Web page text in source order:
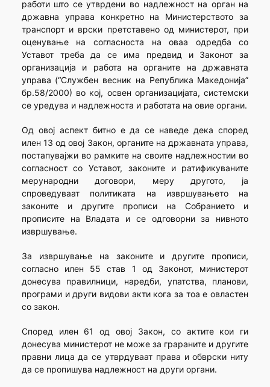
работи што се утврдени во надлежност на орган на
државна управа конкретно на Министерството за
транспорт и врски претставено од министерот, при
оценување на согласноста на оваа одредба со
Уставот треба да се има предвид и Законот за
организација и работа на органите на државната
управа (“Службен весник на Република Македонија”
бр.58/2000) во кој, освен организацијата, системски
се уредува и надлежноста и работата на овие органи.
Од овој аспект битно е да се наведе дека според
илен 13 од овој Закон, органите на државната управа,
постапувајжи во рамките на своите надлежностии во
согласност со Уставот, законите и ратификуваните
мерународни договори, меру другото, ја
спроведуваат политиката на извршувањето на
законите и другите прописи на Собранието и
прописите на Владата и се одговорни за нивното
извршување.
За извршување на законите и другите прописи,
согласно илен 55 став 1 од Законот, министерот
донесува правилници, наредби, упатства, планови,
програми и други видови акти кога за тоа е овластен
со закон.
Според илен 61 од овој Закон, со актите кои ги
донесува министерот не може за грараните и другите
правни лица да се утврдуваат права и обврски ниту
да се пропишува надлежност на други органи.